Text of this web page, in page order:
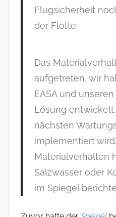
Flugsicherheit
der Flotte.
Das
aufgetreten, wir
EASA und
Lösung
nächsten
implementiert
Materialverhalten
Salzwasser oder
im Spiegel